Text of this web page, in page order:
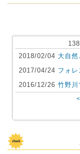
2018/02/04 大自然
2017/04/24 フォ
2016/12/26 竹野川